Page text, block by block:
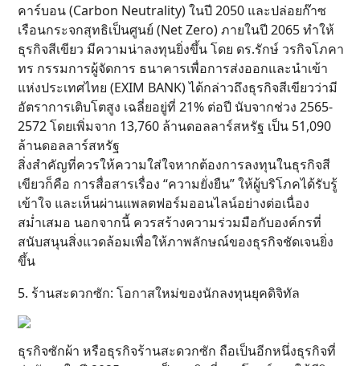
คาร์บอน (Carbon Neutrality) ในปี 2050 และปล่อยก๊าซ
เรือนกระจกสุทธิเป็นศูนย์ (Net Zero) ภายในปี 2065 ทำให้
ธุรกิจสีเขียว มีความน่าลงทุนยิ่งขึ้น โดย ดร.รักษ์ วรกิจโภคา
ทร กรรมการผู้จัดการ ธนาคารเพื่อการส่งออกและนำเข้า
แห่งประเทศไทย (EXIM BANK) ได้กล่าวถึงธุรกิจสีเขียวว่ามี
อัตราการเติบโตสูง เฉลี่ยอยู่ที่ 21% ต่อปี นับจากช่วง 2565-
2572 โดยเพิ่มจาก 13,760 ล้านดอลลาร์สหรัฐ เป็น 51,090
ล้านดอลลาร์สหรัฐ
สิ่งสำคัญที่ควรให้ความใส่ใจหากต้องการลงทุนในธุรกิจสี
เขียวก็คือ การสื่อสารเรื่อง “ความยั่งยืน” ให้ผู้บริโภคได้รับรู้
เข้าใจ และเห็นผ่านแพลตฟอร์มออนไลน์อย่างต่อเนื่อง
สม่ำเสมอ นอกจากนี้ ควรสร้างความร่วมมือกับองค์กรที่
สนับสนุนสิ่งแวดล้อมเพื่อให้ภาพลักษณ์ของธุรกิจชัดเจนยิ่ง
ขึ้น
5. ร้านสะดวกซัก: โอกาสใหม่ของนักลงทุนยุคดิจิทัล
ธุรกิจซักผ้า หรือธุรกิจร้านสะดวกซัก ถือเป็นอีกหนึ่งธุรกิจที่